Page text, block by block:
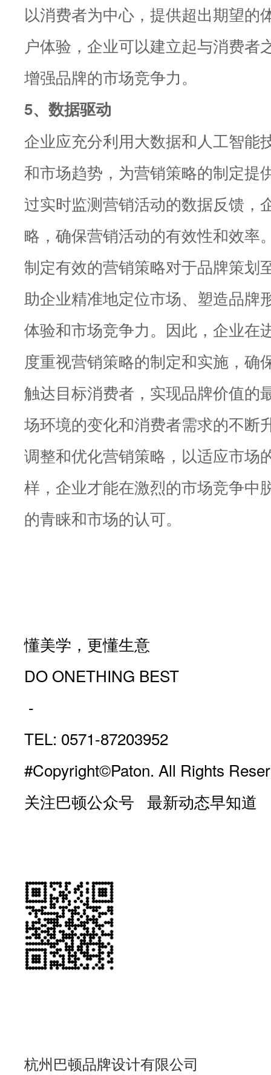
以消费者为中心，提供超出期望的
户体验，企业可以建立起与消费者
增强品牌的市场竞争力。
5、数据驱动
企业应充分利用大数据和人工智能
和市场趋势，为营销策略的制定提
过实时监测营销活动的数据反馈，
略，确保营销活动的有效性和效率
制定有效的营销策略对于品牌策划
助企业精准地定位市场、塑造品牌
体验和市场竞争力。因此，企业在
度重视营销策略的制定和实施，确
触达目标消费者，实现品牌价值的
场环境的变化和消费者需求的不断
调整和优化营销策略，以适应市场
样，企业才能在激烈的市场竞争中
的青睐和市场的认可。
懂美学，更懂生意
DO ONETHING BEST
-
TEL: 0571-87203952
#Copyright©Paton. All Rights
关注巴顿公众号 最新动态早知道
杭州巴顿品牌设计有限公司